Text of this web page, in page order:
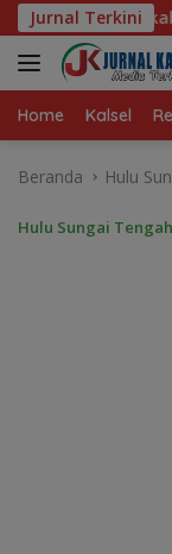
Langsung
ke
konten
Jurnal Terkini
Setujui
Home Kalsel
Beranda Hulu
Hulu Sungai Tengah